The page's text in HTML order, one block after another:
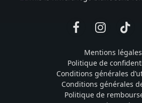
FacebookInstagram
Mentions légales
Politique de
Conditions générales
Conditions générales
Politique de